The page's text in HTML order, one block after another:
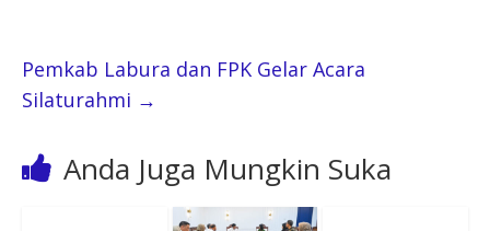
Pemkab Labura dan FPK Gelar Acara
Silaturahmi →
Anda Juga Mungkin Suka